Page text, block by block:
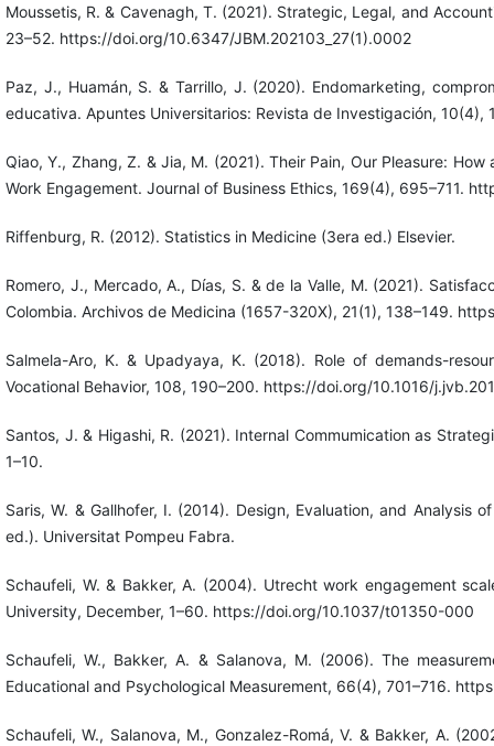
Moussetis, R. & Cavenagh, T. (2021). Strategic, Legal, and
23–52. https://doi.org/10.6347/JBM.202103_27(1).0002
Paz, J., Huamán, S. & Tarrillo, J. (2020). Endomarketing,
educativa. Apuntes Universitarios: Revista de Investigación,
Qiao, Y., Zhang, Z. & Jia, M. (2021). Their Pain, Our Pleasure:
Work Engagement. Journal of Business Ethics, 169(4), 695–711.
Riffenburg, R. (2012). Statistics in Medicine (3era ed.) Elsevier.
Romero, J., Mercado, A., Días, S. & de la Valle, M. (2021).
Colombia. Archivos de Medicina (1657-320X), 21(1), 138–149.
Salmela-Aro, K. & Upadyaya, K. (2018). Role of demands-
Vocational Behavior, 108, 190–200. https://doi.org/10.1016/
Santos, J. & Higashi, R. (2021). Internal Commumication as
1–10.
Saris, W. & Gallhofer, I. (2014). Design, Evaluation, and Analysis
ed.). Universitat Pompeu Fabra.
Schaufeli, W. & Bakker, A. (2004). Utrecht work engagement
University, December, 1–60. https://doi.org/10.1037/t01350-000
Schaufeli, W., Bakker, A. & Salanova, M. (2006). The
Educational and Psychological Measurement, 66(4), 701–716.
Schaufeli, W., Salanova, M., Gonzalez-Romá, V. & Bakker, A.